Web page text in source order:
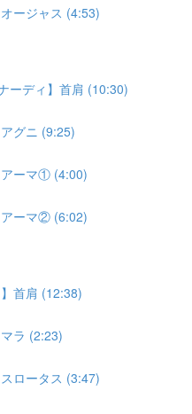
ージャス (4:53)
ーディ】首肩 (10:30)
グニ (9:25)
アーマ① (4:00)
アーマ② (6:02)
首肩 (12:38)
ラ (2:23)
ロータス (3:47)